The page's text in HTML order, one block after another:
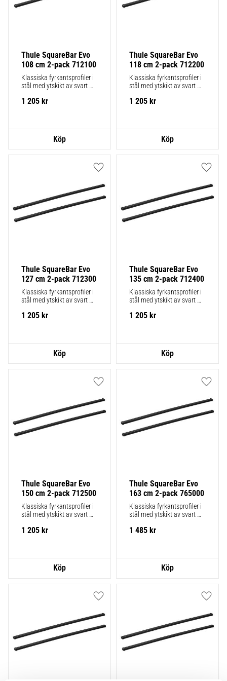
Thule SquareBar Evo
108 cm 2-pack 712100
Klassiska fyrkantsprofiler i
stål med ytskikt av svart
1 205 kr
Thule SquareBar Evo
118 cm 2-pack 712200
Klassiska fyrkantsprofiler i
stål med ytskikt av svart
1 205 kr
Thule SquareBar Evo
127 cm 2-pack 712300
Klassiska fyrkantsprofiler i
stål med ytskikt av svart
1 205 kr
Lägg till i favoriter
Thule SquareBar Evo
135 cm 2-pack 712400
Klassiska fyrkantsprofiler i
stål med ytskikt av svart
1 205 kr
Lägg
Thule SquareBar Evo
150 cm 2-pack 712500
Klassiska fyrkantsprofiler i
stål med ytskikt av svart
1 205 kr
Lägg till i favoriter
Thule SquareBar Evo
163 cm 2-pack 765000
Klassiska fyrkantsprofiler i
stål med ytskikt av svart
1 485 kr
Lägg
Lägg till i favoriter Lägg